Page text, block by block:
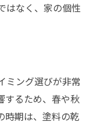
はなく、家の個性
ミング選びが非常
するため、春や秋
時期は、塗料の乾